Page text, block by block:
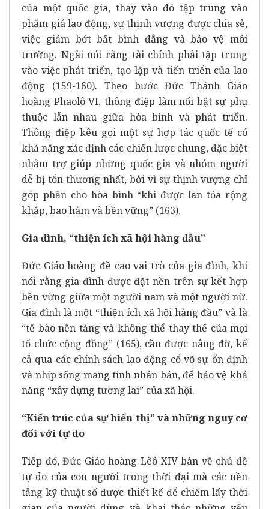
của một quốc gia, thay vào đó tập trung vào
phẩm giá lao động, sự thịnh vượng được chia sẻ,
việc giảm bớt bất bình đẳng và bảo vệ môi
trường. Ngài nói rằng tài chính phải tập trung
vào việc phát triển, tạo lập và tiến triển của lao
động (159-160). Theo bước Đức Thánh Giáo
hoàng Phaolô VI, thông điệp làm nổi bật sự phụ
thuộc lẫn nhau giữa hòa bình và phát triển.
Thông điệp kêu gọi một sự hợp tác quốc tế có
khả năng xác định các chiến lược chung, đặc biệt
nhằm trợ giúp những quốc gia và nhóm người
dễ bị tổn thương nhất, bởi vì sự thịnh vượng chỉ
góp phần cho hòa bình “khi được lan tỏa rộng
khắp, bao hàm và bền vững” (163).
Gia đình, “thiện ích xã hội hàng đầu”
Đức Giáo hoàng đề cao vai trò của gia đình, khi
nói rằng gia đình được đặt nền trên sự kết hợp
bền vững giữa một người nam và một người nữ.
Gia đình là một “thiện ích xã hội hàng đầu” và là
“tế bào nền tảng và không thể thay thế của mọi
tổ chức cộng đồng” (165), cần được nâng đỡ, kể
cả qua các chính sách lao động cổ võ sự ổn định
và nhịp sống mang tính nhân bản, để bảo vệ khả
năng “xây dựng tương lai” của xã hội.
“Kiến trúc của sự hiển thị” và những nguy cơ
đối với tự do
Tiếp đó, Đức Giáo hoàng Lêô XIV bàn về chủ đề
tự do của con người trong thời đại mà các nền
tảng kỹ thuật số được thiết kế để chiếm lấy thời